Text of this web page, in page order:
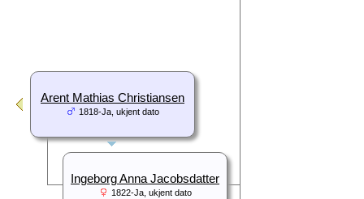
Arent Mathias Christiansen
1818-Ja, ukjent dato
Ingeborg Anna Jacobsdatter
1822-Ja, ukjent dato